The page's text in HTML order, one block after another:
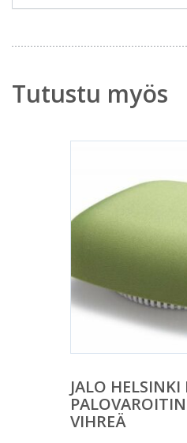
Tutustu myös
JALO HELSINKI
VIHREÄ